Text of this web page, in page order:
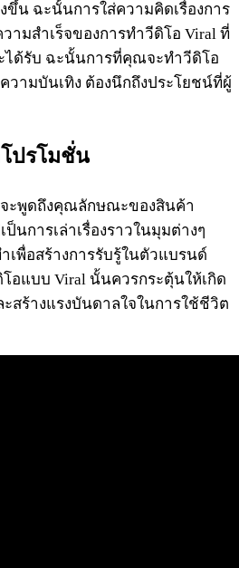
น ฉะนั้นการใส่ความคิดเรื่องการ
ามสำเร็จของการทำวีดิโอ Viral ที่
ได้รับ ฉะนั้นการที่คุณจะทำวีดิโอ
วามบันเทิง ต้องนึกถึงประโยชน์ที่ผู้
ปรโมชั่น
ะพูดถึงคุณลักษณะของสินค้า
นการเล่าเรื่องราวในมุมต่างๆ
เพื่อสร้างการรับรู้ในตัวแบรนด์
อแบบ Viral นั้นควรกระตุ้นให้เกิด
สร้างแรงบันดาลใจในการใช้ชีวิต